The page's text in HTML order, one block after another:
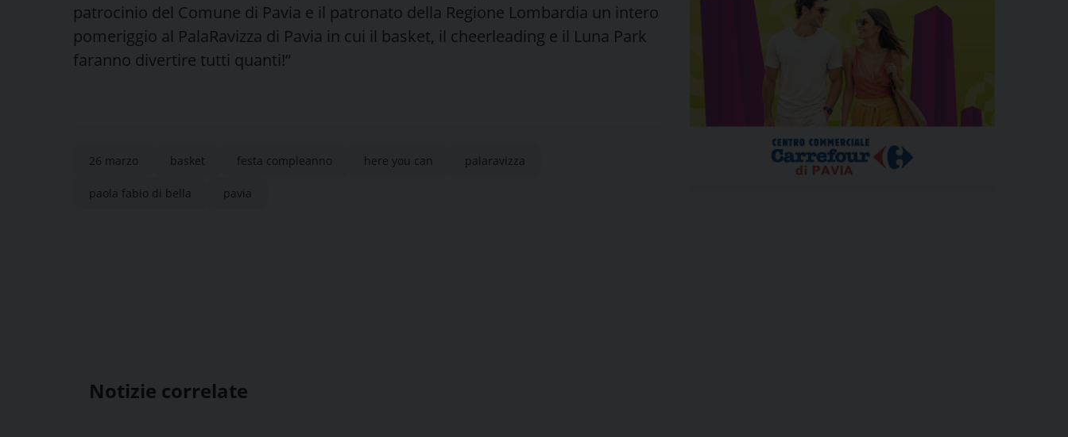
patrocinio del Comune di Pavia e il patronato della Regione Lombardia un intero
pomeriggio al PalaRavizza di Pavia in cui il basket, il cheerleading e il Luna Park
faranno divertire tutti quanti!”
26 marzo basket festa compleanno here you can palaravizza
paola fabio di bella pavia
Notizie correlate